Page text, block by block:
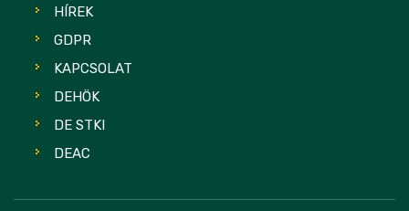
HÍREK
GDPR
KAPCSOLAT
DEHÖK
DE STKI
DEAC